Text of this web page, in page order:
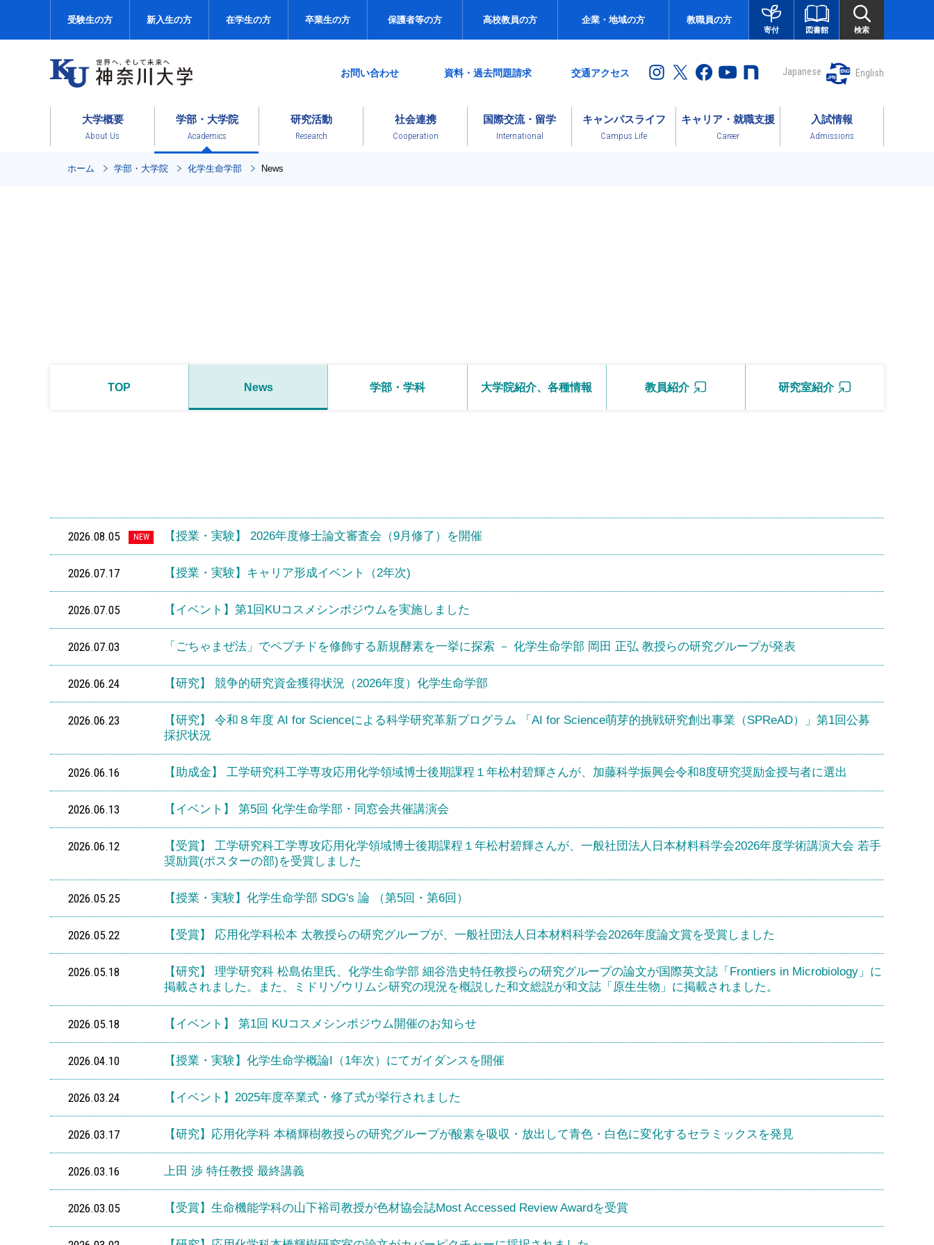
受験生の方 新入生の方 在学生の方 卒業生の方 保護者等の方 高校教員の方 企業・地域の方 教職員の方
寄付 図書館 検索
お問い合わせ 資料・過去問題請求 交通アクセス Japanese English
大学概要
About Us
学部・大学院
Academics
研究活動
Research
社会連携
Cooperation
国際交流・留学
International
キャンパスライフ
Campus Life
キャリア・就職支援
Career
入試情報
Admissions
ホーム 学部・大学院 化学生命学部 News
TOP News 学部・学科 大学院紹介、各種情報 教員紹介 研究室紹介
2026.08.05 NEW 【授業・実験】 2026年度修士論文審査会（9月修了）を開催
2026.07.17 【授業・実験】キャリア形成イベント（2年次)
2026.07.05 【イベント】第1回KUコスメシンポジウムを実施しました
2026.07.03 「ごちゃまぜ法」でペプチドを修飾する新規酵素を一挙に探索 － 化学生命学部 岡田 正弘 教授らの研究グループが発表
2026.06.24 【研究】 競争的研究資金獲得状況（2026年度）化学生命学部
2026.06.23
【研究】 令和８年度 AI for Scienceによる科学研究革新プログラム 「AI for Science萌芽的挑戦研究創出事業（SPReAD）」第1回公募
採択状況
2026.06.16 【助成金】 工学研究科工学専攻応用化学領域博士後期課程１年松村碧輝さんが、加藤科学振興会令和8度研究奨励金授与者に選出
2026.06.13 【イベント】 第5回 化学生命学部・同窓会共催講演会
2026.06.12
【受賞】 工学研究科工学専攻応用化学領域博士後期課程１年松村碧輝さんが、一般社団法人日本材料科学会2026年度学術講演大会 若手
奨励賞(ポスターの部)を受賞しました
2026.05.25 【授業・実験】化学生命学部 SDG's 論 （第5回・第6回）
2026.05.22 【受賞】 応用化学科松本 太教授らの研究グループが、一般社団法人日本材料科学会2026年度論文賞を受賞しました
2026.05.18
【研究】 理学研究科 松島佑里氏、化学生命学部 細谷浩史特任教授らの研究グループの論文が国際英文誌「Frontiers in Microbiology」に
掲載されました。また、ミドリゾウリムシ研究の現況を概説した和文総説が和文誌「原生生物」に掲載されました。
2026.05.18 【イベント】 第1回 KUコスメシンポジウム開催のお知らせ
2026.04.10 【授業・実験】化学生命学概論I（1年次）にてガイダンスを開催
2026.03.24 【イベント】2025年度卒業式・修了式が挙行されました
2026.03.17 【研究】応用化学科 本橋輝樹教授らの研究グループが酸素を吸収・放出して青色・白色に変化するセラミックスを発見
2026.03.16 上田 渉 特任教授 最終講義
2026.03.05 【受賞】生命機能学科の山下裕司教授が色材協会誌Most Accessed Review Awardを受賞